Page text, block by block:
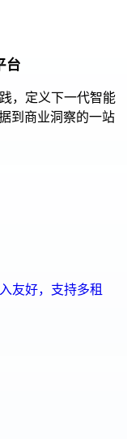
台
，定义下一代智能
到商业洞察的一站
友好，支持多租